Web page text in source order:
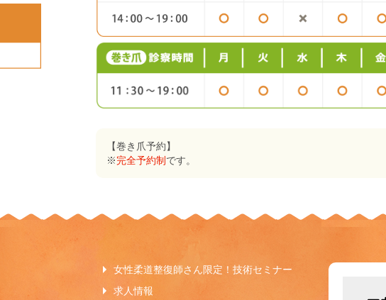
【巻き爪予約】
※完全予約制 です。
女性柔道整復師さん限定！技術セミナー
求人情報